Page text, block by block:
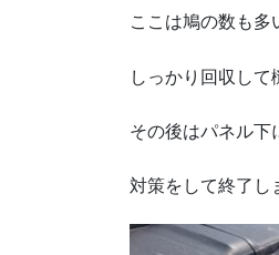
ここは鳩の数も多
しっかり回収して
その後はパネル下
対策をして終了し